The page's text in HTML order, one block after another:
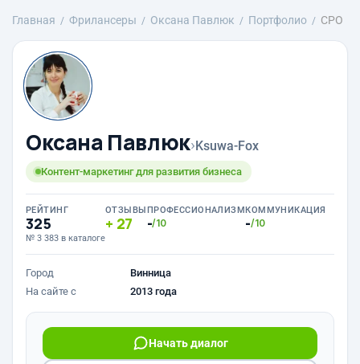
Главная Фрилансеры Оксана Павлюк Портфолио СРО
Оксана Павлюк›Ksuwa-Fox
Контент-маркетинг для развития бизнеса
РЕЙТИНГ
325
№ 3 383 в каталоге
ОТЗЫВЫ
27
ПРОФЕССИОНАЛИЗМ
-/10
КОММУНИКАЦИЯ
-/10
Город
Винница
На сайте с
2013 года
Начать диалог